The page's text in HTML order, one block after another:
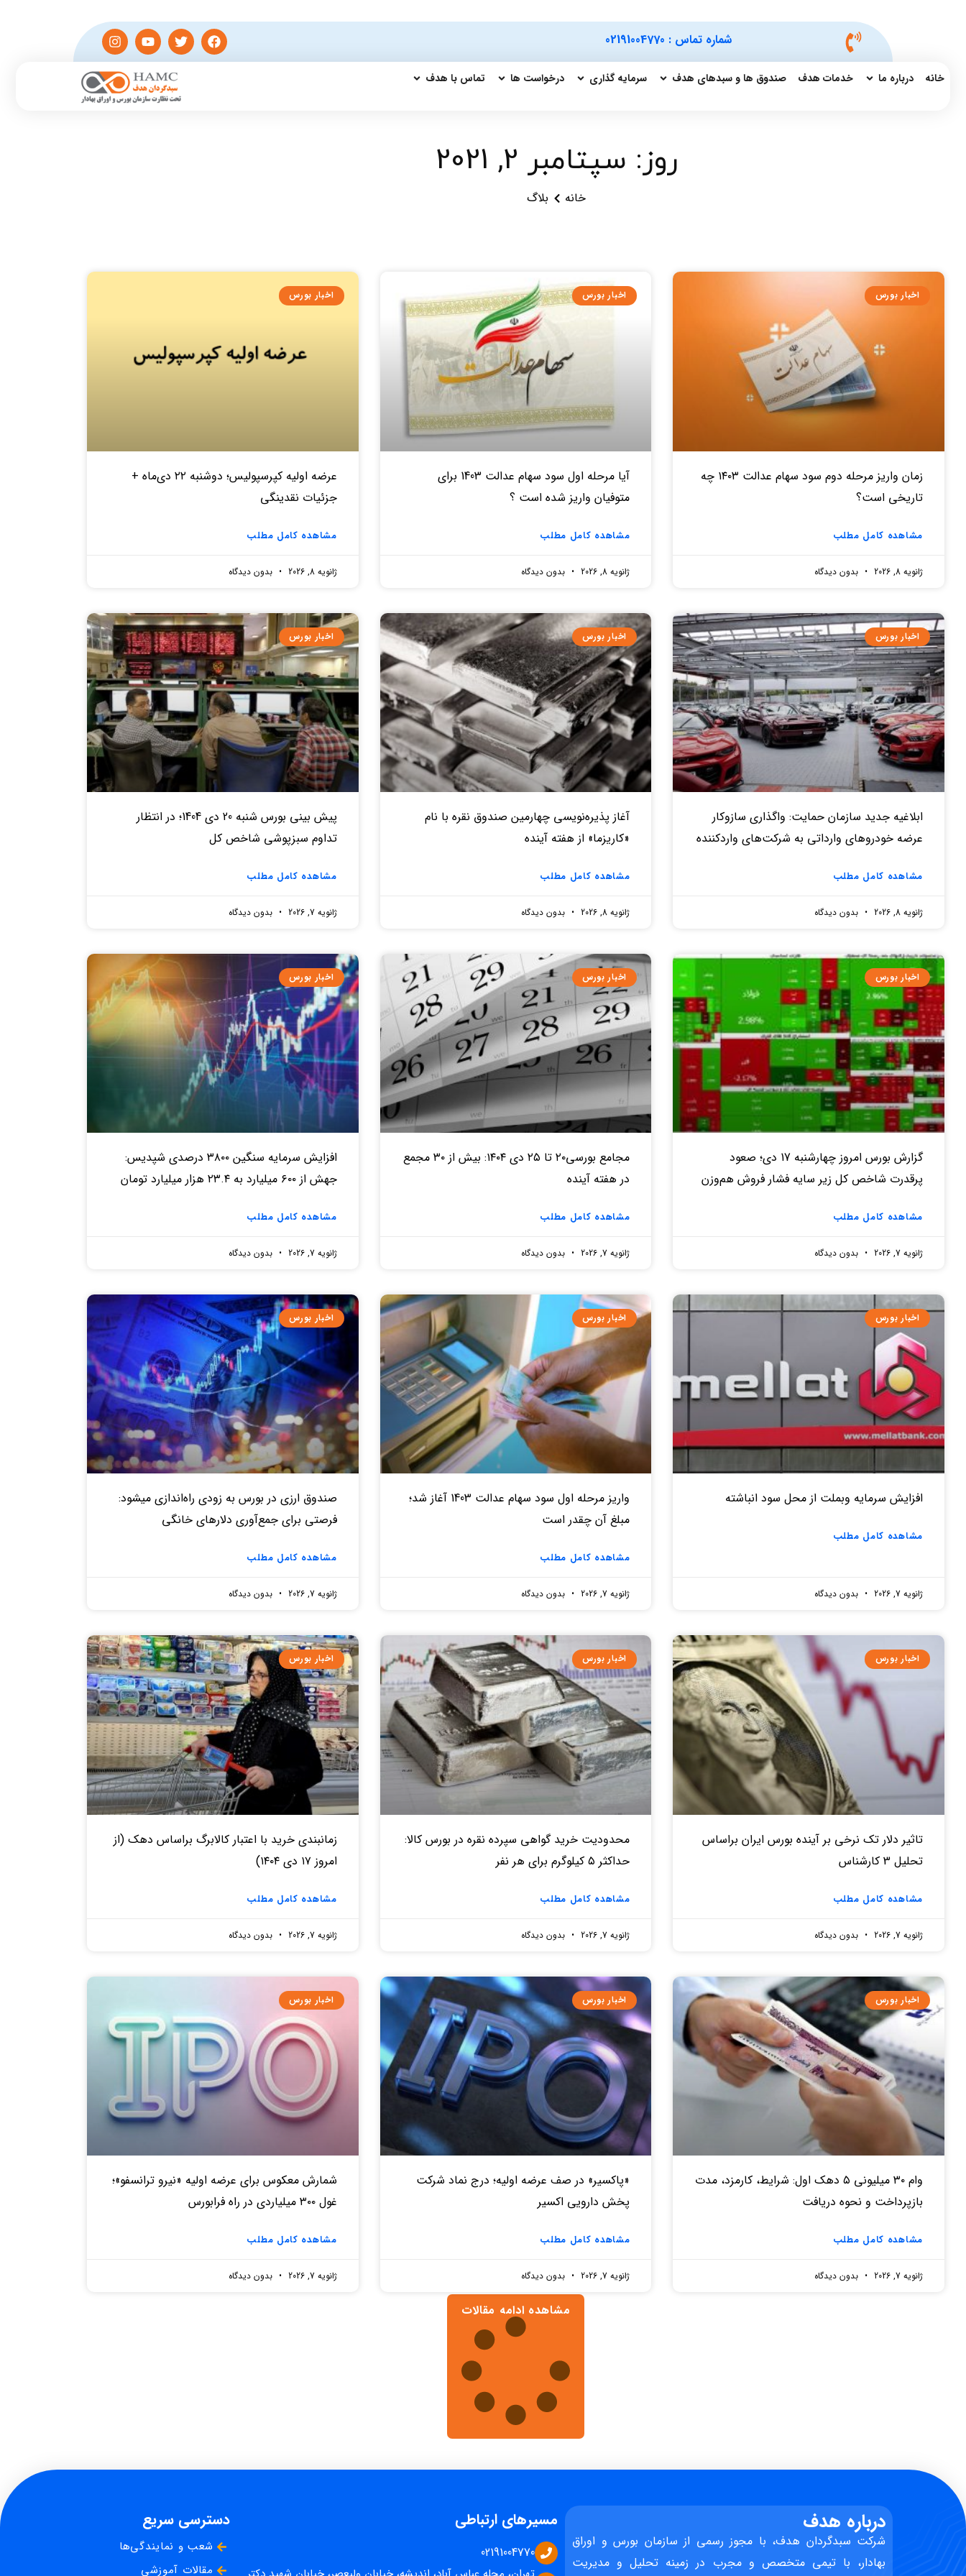
شماره تماس : 02191004770
خانه درباره ما خدمات هدف صندوق ها و سبدهای هدف سرمایه گذاری درخواست ها تماس با هدف
روز: سپتامبر 2, 2021
خانه بلاگ
اخبار بورس
زمان واریز مرحله دوم سود سهام عدالت ۱۴۰۳ چه
تاریخی است؟
مشاهده کامل مطلب
ژانویه 8, 2026 بدون دیدگاه
اخبار بورس
آیا مرحله اول سود سهام عدالت 1403 برای
متوفیان واریز شده است ؟
مشاهده کامل مطلب
ژانویه 8, 2026 بدون دیدگاه
اخبار بورس
عرضه اولیه کپرسپولیس؛ دوشنبه ۲۲ دی‌ماه +
جزئیات نقدینگی
مشاهده کامل مطلب
ژانویه 8, 2026 بدون دیدگاه
اخبار بورس
ابلاغیه جدید سازمان حمایت: واگذاری سازوکار
عرضه خودروهای وارداتی به شرکت‌های واردکننده
مشاهده کامل مطلب
ژانویه 8, 2026 بدون دیدگاه
اخبار بورس
آغاز پذیره‌نویسی چهارمین صندوق نقره‌ با نام
«کاریزما» از هفته آینده
مشاهده کامل مطلب
ژانویه 8, 2026 بدون دیدگاه
اخبار بورس
پیش بینی بورس شنبه 20 دی 1404؛ در انتظار
تداوم سبزپوشی شاخص کل
مشاهده کامل مطلب
ژانویه 7, 2026 بدون دیدگاه
اخبار بورس
گزارش بورس امروز چهارشنبه 17 دی؛ صعود
پرقدرت شاخص کل زیر سایه فشار فروش هم‌وزن
مشاهده کامل مطلب
ژانویه 7, 2026 بدون دیدگاه
اخبار بورس
مجامع بورسی۲۰ تا ۲۵ دی ۱۴۰۴: بیش از ۳۰ مجمع
در هفته آینده
مشاهده کامل مطلب
ژانویه 7, 2026 بدون دیدگاه
اخبار بورس
افزایش سرمایه سنگین ۳۸۰۰ درصدی شپدیس:
جهش از ۶۰۰ میلیارد به ۲۳.۴ هزار میلیارد تومان
مشاهده کامل مطلب
ژانویه 7, 2026 بدون دیدگاه
اخبار بورس
افزایش سرمایه وبملت از محل سود انباشته
مشاهده کامل مطلب
ژانویه 7, 2026 بدون دیدگاه
اخبار بورس
واریز مرحله اول سود سهام عدالت 1403 آغاز شد؛
مبلغ آن چقدر است
مشاهده کامل مطلب
ژانویه 7, 2026 بدون دیدگاه
اخبار بورس
صندوق‌ ارزی در بورس به زودی راه‌اندازی میشود:
فرصتی برای جمع‌آوری دلارهای خانگی
مشاهده کامل مطلب
ژانویه 7, 2026 بدون دیدگاه
اخبار بورس
تاثیر دلار تک نرخی بر آینده بورس ایران براساس
تحلیل 3 کارشناس
مشاهده کامل مطلب
ژانویه 7, 2026 بدون دیدگاه
اخبار بورس
محدودیت خرید گواهی سپرده نقره در بورس کالا:
حداکثر ۵ کیلوگرم برای هر نفر
مشاهده کامل مطلب
ژانویه 7, 2026 بدون دیدگاه
اخبار بورس
زمانبندی خرید با اعتبار کالابرگ براساس دهک (از
امروز ۱۷ دی ۱۴۰۴)
مشاهده کامل مطلب
ژانویه 7, 2026 بدون دیدگاه
اخبار بورس
وام ۳۰ میلیونی ۵ دهک اول: شرایط، کارمزد، مدت
بازپرداخت و نحوه دریافت
مشاهده کامل مطلب
ژانویه 7, 2026 بدون دیدگاه
اخبار بورس
«پاکسیر» در صف عرضه اولیه؛ درج نماد شرکت
پخش دارویی اکسیر
مشاهده کامل مطلب
ژانویه 7, 2026 بدون دیدگاه
اخبار بورس
شمارش معکوس برای عرضه اولیه «نیرو ترانسفو»؛
غول ۳۰۰ میلیاردی در راه فرابورس
مشاهده کامل مطلب
ژانویه 7, 2026 بدون دیدگاه
مشاهده ادامه مقالات
درباره هدف
شرکت سبدگردان هدف، با مجوز رسمی از سازمان بورس و اوراق
بهادار، با تیمی متخصص و مجرب در زمینه تحلیل و مدیریت
مسیرهای ارتباطی
02191004770
دسترسی سریع
شعب و نمایندگی‌ها
مقالات آموزشی